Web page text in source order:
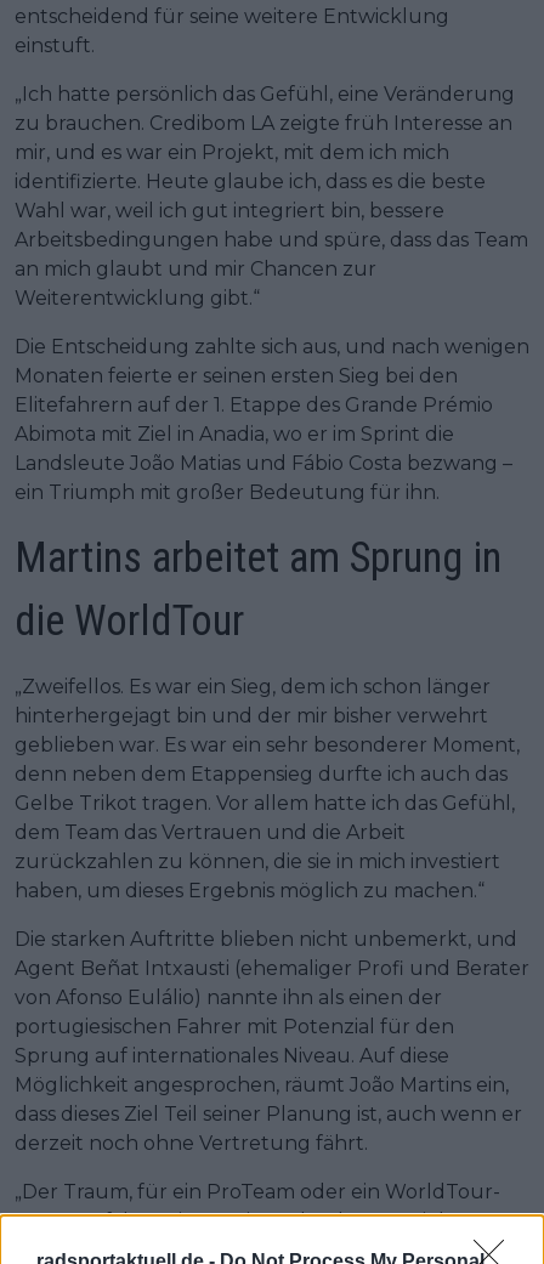
entscheidend für seine weitere Entwicklung
einstuft.
„Ich hatte persönlich das Gefühl, eine Veränderung
zu brauchen. Credibom LA zeigte früh Interesse an
mir, und es war ein Projekt, mit dem ich mich
identifizierte. Heute glaube ich, dass es die beste
Wahl war, weil ich gut integriert bin, bessere
Arbeitsbedingungen habe und spüre, dass das Team
an mich glaubt und mir Chancen zur
Weiterentwicklung gibt.“
Die Entscheidung zahlte sich aus, und nach wenigen
Monaten feierte er seinen ersten Sieg bei den
Elitefahrern auf der 1. Etappe des Grande Prémio
Abimota mit Ziel in Anadia, wo er im Sprint die
Landsleute João Matias und Fábio Costa bezwang –
ein Triumph mit großer Bedeutung für ihn.
Martins arbeitet am Sprung in
die WorldTour
„Zweifellos. Es war ein Sieg, dem ich schon länger
hinterhergejagt bin und der mir bisher verwehrt
geblieben war. Es war ein sehr besonderer Moment,
denn neben dem Etappensieg durfte ich auch das
Gelbe Trikot tragen. Vor allem hatte ich das Gefühl,
dem Team das Vertrauen und die Arbeit
zurückzahlen zu können, die sie in mich investiert
haben, um dieses Ergebnis möglich zu machen.“
Die starken Auftritte blieben nicht unbemerkt, und
Agent Beñat Intxausti (ehemaliger Profi und Berater
von Afonso Eulálio) nannte ihn als einen der
portugiesischen Fahrer mit Potenzial für den
Sprung auf internationales Niveau. Auf diese
Möglichkeit angesprochen, räumt João Martins ein,
dass dieses Ziel Teil seiner Planung ist, auch wenn er
derzeit noch ohne Vertretung fährt.
„Der Traum, für ein ProTeam oder ein WorldTour-
Team zu fahren, ist zu einem konkreten Ziel
geworden, und ich arbeite täglich daran. Ich habe